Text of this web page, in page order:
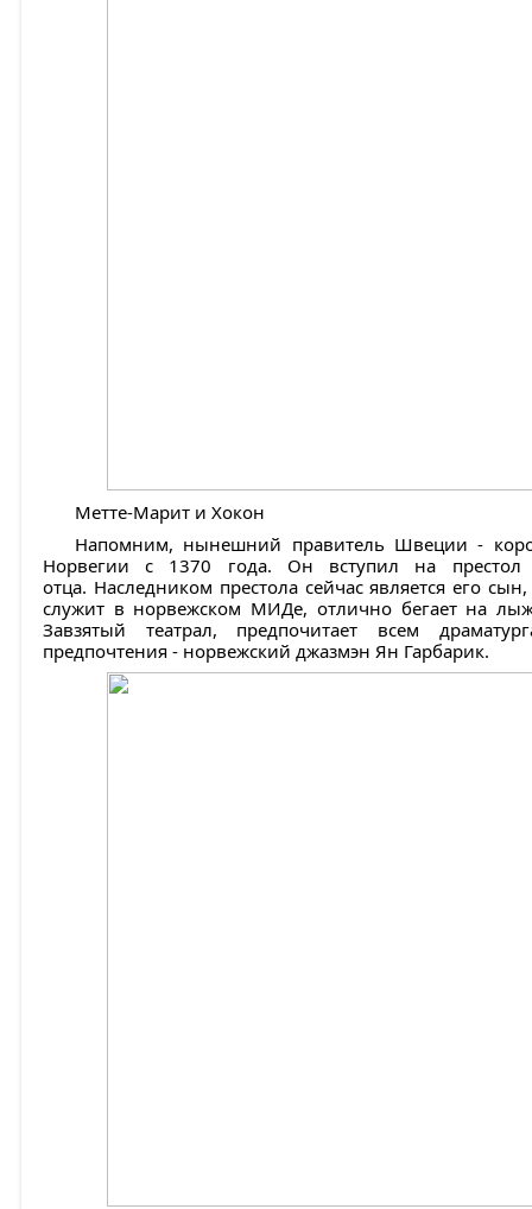
Метте-Марит и Хокон
Напомним, нынешний правитель Швеции -
Норвегии с 1370 года. Он вступил на
отца. Наследником престола сейчас является его
служит в норвежском МИДе, отлично бегает на
Завзятый театрал, предпочитает всем
предпочтения - норвежский джазмэн Ян Гарбарик.